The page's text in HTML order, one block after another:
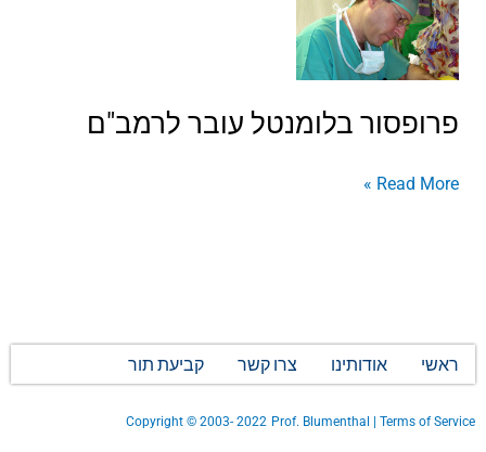
פרופסור בלומנטל עובר לרמב"ם
עובר
לרמב"ם
Read More »
ראשי אודותינו צרו קשר קביעת תור
Copyright © 2003- 2022 Prof. Blumenthal | Terms of Service